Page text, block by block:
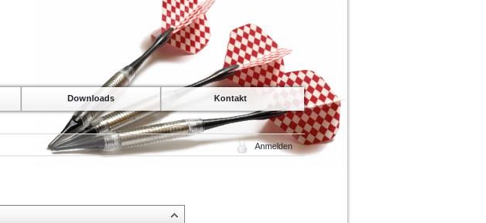
Downloads Kontakt
Anmelden